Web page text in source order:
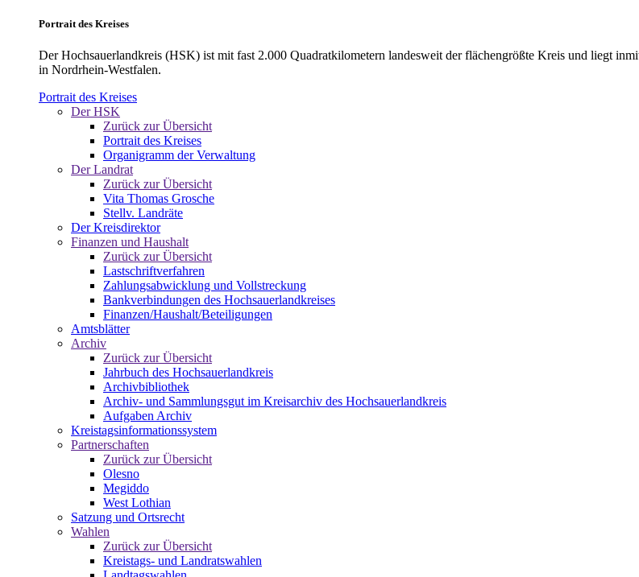
Portrait des Kreises
Der Hochsauerlandkreis (HSK) ist mit fast 2.000 Quadratkilometern landesweit der flächengrößte Kreis und liegt
in Nordrhein-Westfalen.
Portrait des Kreises
Der HSK
Zurück zur Übersicht
Portrait des Kreises
Organigramm der Verwaltung
Der Landrat
Zurück zur Übersicht
Vita Thomas Grosche
Stellv. Landräte
Der Kreisdirektor
Finanzen und Haushalt
Zurück zur Übersicht
Lastschriftverfahren
Zahlungsabwicklung und Vollstreckung
Bankverbindungen des Hochsauerlandkreises
Finanzen/Haushalt/Beteiligungen
Amtsblätter
Archiv
Zurück zur Übersicht
Jahrbuch des Hochsauerlandkreis
Archivbibliothek
Archiv- und Sammlungsgut im Kreisarchiv des Hochsauerlandkreis
Aufgaben Archiv
Kreistagsinformationssystem
Partnerschaften
Zurück zur Übersicht
Olesno
Megiddo
West Lothian
Satzung und Ortsrecht
Wahlen
Zurück zur Übersicht
Kreistags- und Landratswahlen